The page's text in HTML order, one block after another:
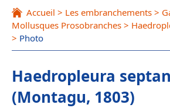
Accueil > Les embranchements >
Mollusques Prosobranches >
> Photo
Haedropleura
(Montagu, 1803)